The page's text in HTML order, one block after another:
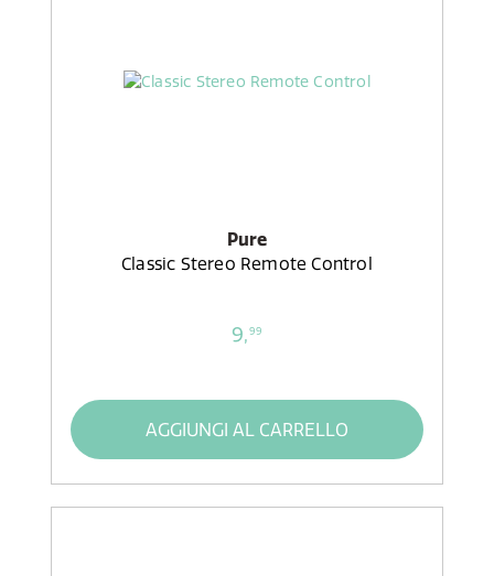
Pure
Classic Stereo Remote Control
9,99
AGGIUNGI AL CARRELLO